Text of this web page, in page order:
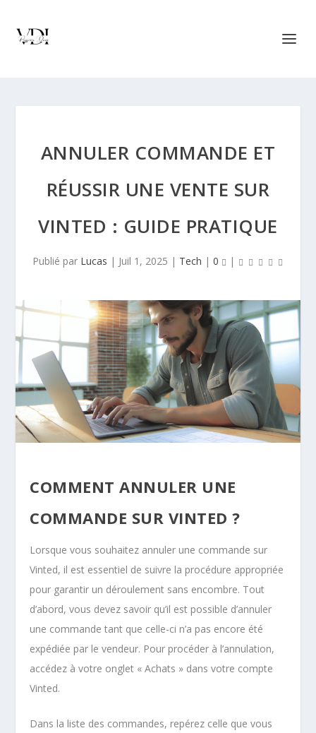
ANNULER COMMANDE ET
RÉUSSIR UNE VENTE SUR
VINTED : GUIDE PRATIQUE
Publié par Lucas | Juil 1, 2025 | Tech | 0 |
COMMENT ANNULER UNE
COMMANDE SUR VINTED ?
Lorsque vous souhaitez annuler une commande sur
Vinted, il est essentiel de suivre la procédure appropriée
pour garantir un déroulement sans encombre. Tout
d’abord, vous devez savoir qu’il est possible d’annuler
une commande tant que celle-ci n’a pas encore été
expédiée par le vendeur. Pour procéder à l’annulation,
accédez à votre onglet « Achats » dans votre compte
Vinted.
Dans la liste des commandes, repérez celle que vous